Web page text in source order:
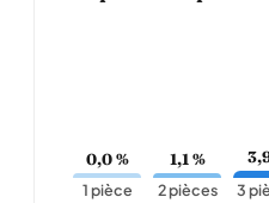
0,0 %
1 pièce
1,1 %
2 pièces
3